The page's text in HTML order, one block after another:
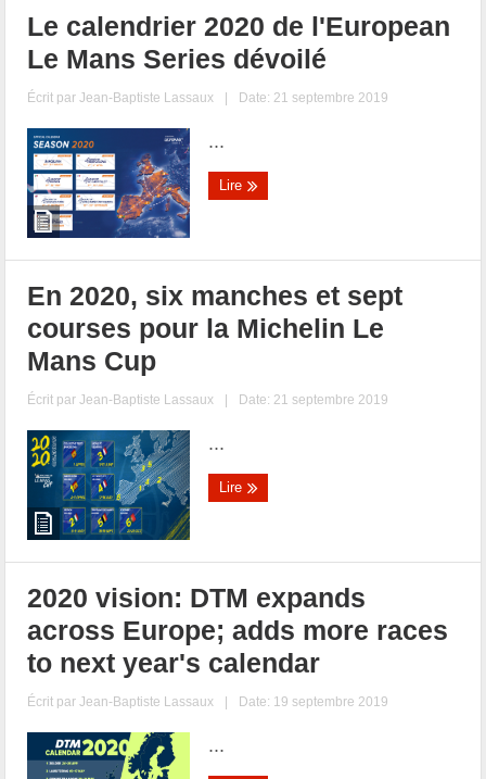
Le calendrier 2020 de l'European
Le Mans Series dévoilé
Écrit parJean-Baptiste Lassaux | Date: 21 septembre 2019
...
Lire
En 2020, six manches et sept
courses pour la Michelin Le
Mans Cup
Écrit parJean-Baptiste Lassaux | Date: 21 septembre 2019
...
Lire
2020 vision: DTM expands
across Europe; adds more races
to next year's calendar
Écrit parJean-Baptiste Lassaux | Date: 19 septembre 2019
...